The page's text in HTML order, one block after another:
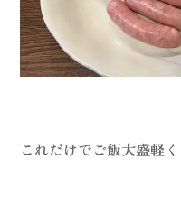
これだけでご飯大盛軽